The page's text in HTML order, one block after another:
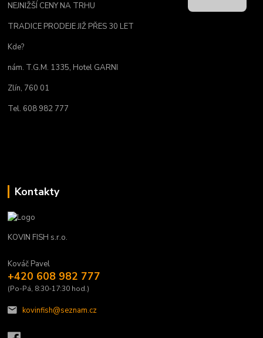
NEJNIŽŠÍ CENY NA TRHU
TRADICE PRODEJE JIŽ PŘES 30 LET
Kde?
nám. T.G.M. 1335, Hotel GARNI
Zlín, 760 01
Tel. 608 982 777
Kontakty
KOVIN FISH s.r.o.
Kováč Pavel
+420 608 982 777
(Po-Pá, 8:30-17:30 hod.)
kovinfish@seznam.cz